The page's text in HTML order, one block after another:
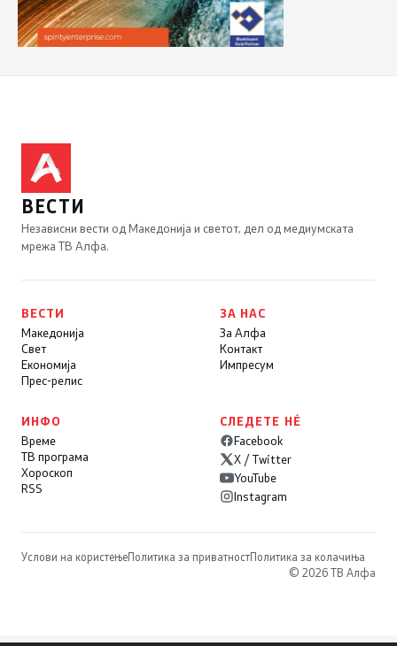
ВЕСТИ
Независни вести од Македонија и светот, дел од медиумската
мрежа ТВ Алфа.
ВЕСТИ
Македонија
Свет
Економија
Прес-релис
ЗА НАС
За Алфа
Контакт
Импресум
ИНФО
Време
ТВ програма
Хороскоп
RSS
СЛЕДЕТЕ НÉ
Facebook
X / Twitter
YouTube
Instagram
Услови на користењеПолитика за приватностПолитика за колачиња
© 2026 ТВ Алфа